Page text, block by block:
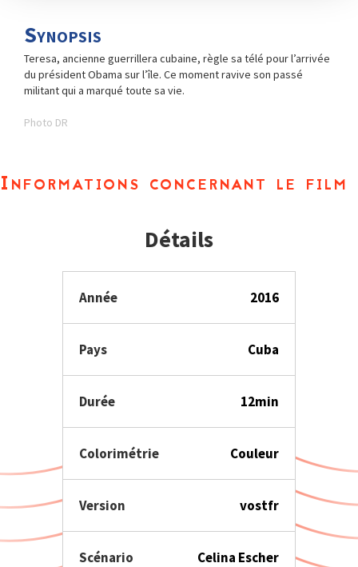
Synopsis
Teresa, ancienne guerrillera cubaine, règle sa télé pour l’arrivée
du président Obama sur l’île. Ce moment ravive son passé
militant qui a marqué toute sa vie.
Photo DR
Informations concernant le film
Détails
Année 2016
Pays Cuba
Durée 12min
Colorimétrie Couleur
Version vostfr
Scénario Celina Escher